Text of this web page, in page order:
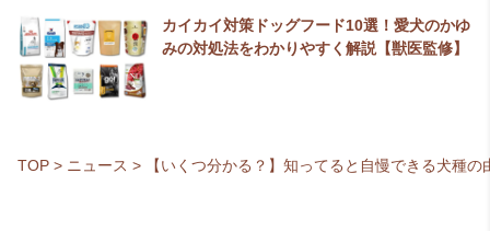
カイカイ対策ドッグフード10選！愛犬のかゆ
みの対処法をわかりやすく解説【獣医監修】
TOP > ニュース > 【いくつ分かる？】知ってると自慢できる犬種の